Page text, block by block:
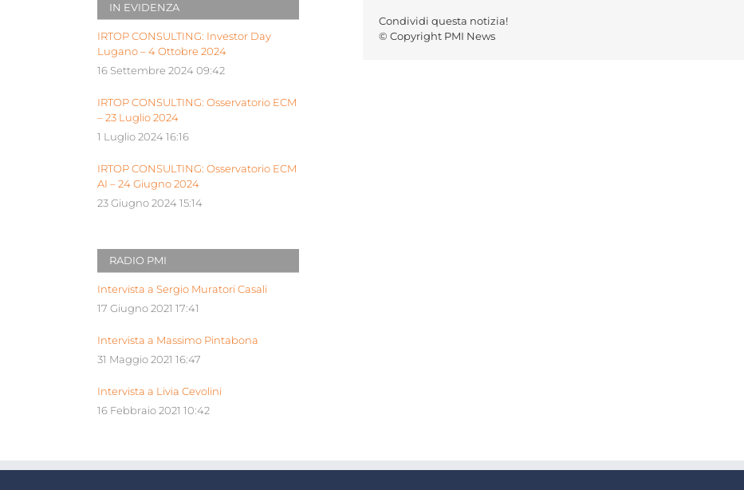
Condividi questa notizia!
© Copyright PMI News
IN EVIDENZA
IRTOP CONSULTING: Investor Day
Lugano – 4 Ottobre 2024
16 Settembre 2024 09:42
IRTOP CONSULTING: Osservatorio ECM
– 23 Luglio 2024
1 Luglio 2024 16:16
IRTOP CONSULTING: Osservatorio ECM
AI – 24 Giugno 2024
23 Giugno 2024 15:14
RADIO PMI
Intervista a Sergio Muratori Casali
17 Giugno 2021 17:41
Intervista a Massimo Pintabona
31 Maggio 2021 16:47
Intervista a Livia Cevolini
16 Febbraio 2021 10:42